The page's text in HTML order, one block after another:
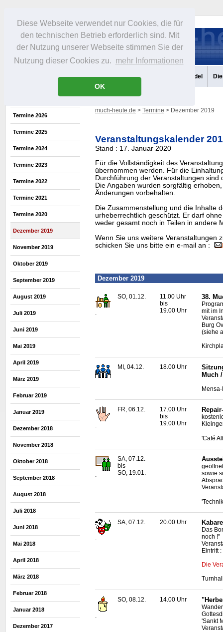
Diese Webseite verwendet nur Cookies, die für
den technischen Betrieb erforderlich sind. Mit
der Nutzung unserer Webseite stimmen Sie der
Nutzung dieser Cookies zu. mehr Informationen
OK
Portrait Infos Freizeit Gastronomie Handel
Termine 2026
Termine 2025
Termine 2024
Termine 2023
Termine 2022
Termine 2021
Termine 2020
Dezember 2019
November 2019
Oktober 2019
September 2019
August 2019
Juli 2019
Juni 2019
Mai 2019
April 2019
März 2019
Februar 2019
Januar 2019
Dezember 2018
November 2018
Oktober 2018
September 2018
August 2018
Juli 2018
Juni 2018
Mai 2018
April 2018
März 2018
Februar 2018
Januar 2018
Dezember 2017
much-heute.de > Termine > Dezember 2019
Veranstaltungskalender
Stand : 17. Januar 2020
Für die Vollständigkeit des
übernommen werden. Für die
Durchführung der Veranstaltungen sind
Die Angaben wurden sorgfältig
Änderungen vorbehalten.
Die Zusammenstellung und die Inhalte
urheberrechtlich geschützt. Er darf
weder gesamt noch in Teilen in andere
Wenn Sie uns weitere Veranstaltungen
schicken Sie uns bitte ein e-mail an :
Dezember 2019
SO, 01.12.
11.00 Uhr
bis
19.00 Uhr
38.
mit im
Burg
(siehe
MI, 04.12. 18.00 Uhr
Much
.
FR, 06.12.
17.00 Uhr
bis
19.00 Uhr
'Café
.
SA, 07.12.
bis
SO, 19.01.
sowie
.
SA, 07.12. 20.00 Uhr
Das
noch !"
Eintritt
Die
SO, 08.12. 14.00 Uhr
'Sankt